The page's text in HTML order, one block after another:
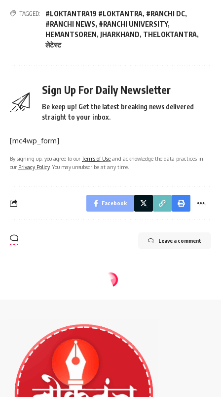
TAGGED: #LOKTANTRA19 #LOKTANTRA, #RANCHI DC,
#RANCHI NEWS, #RANCHI UNIVERSITY,
HEMANTSOREN, JHARKHAND, THELOKTANTRA,
लेटेस्ट
Sign Up For Daily Newsletter
Be keep up! Get the latest breaking news delivered
straight to your inbox.
[mc4wp_form]
By signing up, you agree to ourTerms of Use and acknowledge the data practices in
our Privacy Policy. You may unsubscribe at any time.
Facebook
Leave a comment